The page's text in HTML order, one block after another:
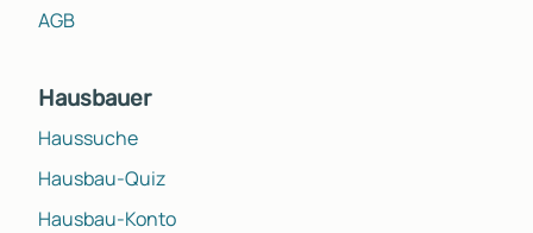
AGB
Hausbauer
Haussuche
Hausbau-Quiz
Hausbau-Konto